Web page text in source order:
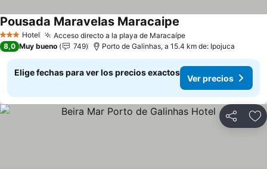
3 Estrellas
Hotel Acceso directo a la playa de MaracaípeVer precios
Pousada Maravelas Maracaipe
8,0 Muy bueno 749 Porto de Galinhas, a 15.4 km de: Ipojuca
Elige fechas para ver los precios exactos
Ver precios
Compartir